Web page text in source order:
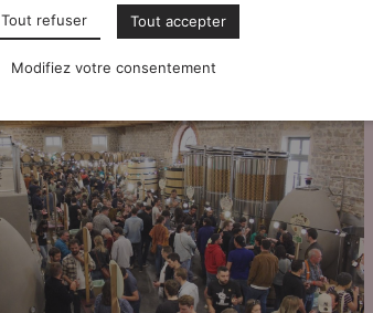
Tout refuser Tout accepter
Modifiez votre consentement